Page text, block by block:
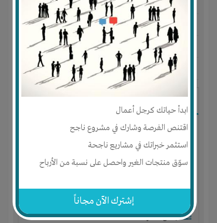
ابدأ حياتك كرجل أعمال
اقتنص الفرصة وشارك في مشروع ناجح
استثمر خبراتك في مشاريع ناجحة
سوّق منتجات الغير واحصل على نسبة من الأرباح
إشترك الآن مجاناً
الجنس : ذكر
لديـه :المال علاقات
المكان :مصر -القاهرة -المقطم
آخر ظهور: : منذ 3 اشهر
ابو محمد
الجنس : ذكر